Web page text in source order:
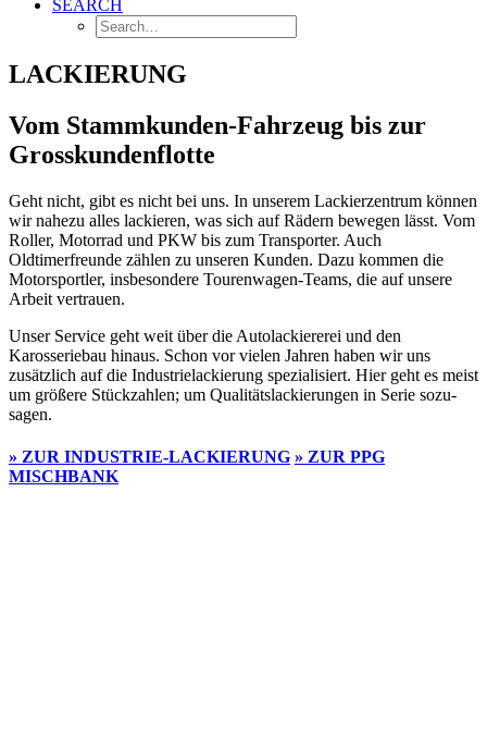
SEARCH
Search…
LACKIERUNG
Vom Stammkunden-Fahrzeug bis zur
Grosskundenflotte
Geht nicht, gibt es nicht bei uns. In unserem Lackierzentrum können
wir nahezu alles lackieren, was sich auf Rädern bewegen lässt. Vom
Roller, Motorrad und PKW bis zum Transporter. Auch
Oldtimerfreunde zählen zu unseren Kunden. Dazu kommen die
Motorsportler, insbesondere Tourenwagen-Teams, die auf unsere
Arbeit vertrauen.
Unser Service geht weit über die Auto­lackiererei und den
Karosseriebau hinaus. Schon vor vielen Jahren haben wir uns
zusätzlich auf die Industrie­lackierung spezialisiert. Hier geht es meist
um größere Stückzahlen; um Qualitätslackierungen in Serie sozu­
sagen.
» ZUR INDUSTRIE-LACKIERUNG » ZUR PPG
MISCHBANK